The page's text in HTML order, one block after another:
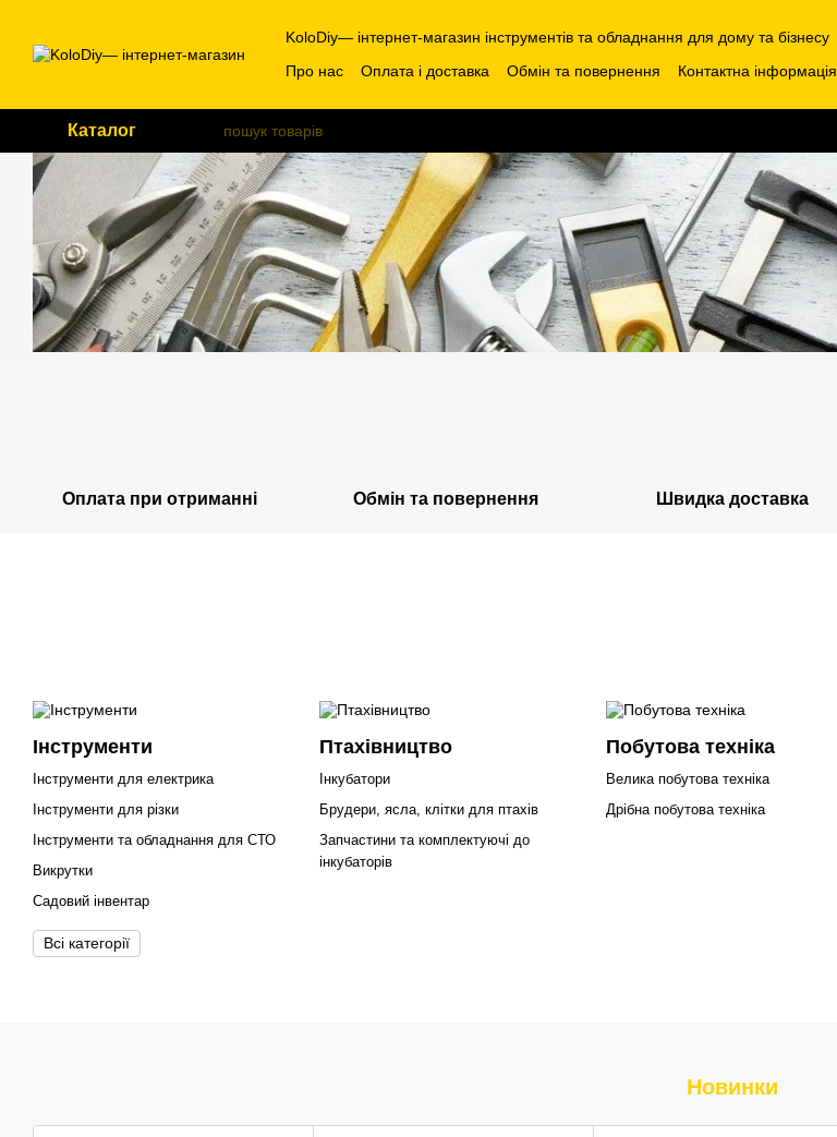
KoloDiy— інтернет-магазин інструментів та обладнання для дому та бізнесу
Про нас
Оплата і доставка Обмін та повернення Контактна інформація
Каталог
Оплата при отриманні Обмін та повернення Швидка доставка
Інструменти
Інструменти для електрика
Інструменти для різки
Інструменти та обладнання для СТО
Викрутки
Садовий інвентар
Всі категорії
Птахівництво
Інкубатори
Брудери, ясла, клітки для птахів
Запчастини та комплектуючі до
інкубаторів
Побутова техніка
Велика побутова техніка
Дрібна побутова техніка
Новинки